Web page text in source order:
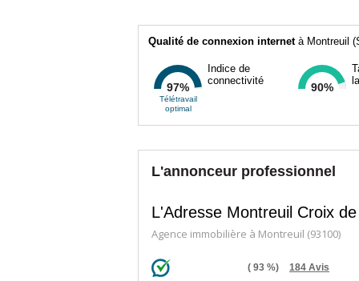
Qualité de connexion internetà Montreuil
97%
Télétravail
optimal
Indice de
connectivité
90%
L'annonceur professionnel
L'Adresse Montreuil Croix
Agence immobilière à Montreuil (93100)
( 93 %) 184 Avis